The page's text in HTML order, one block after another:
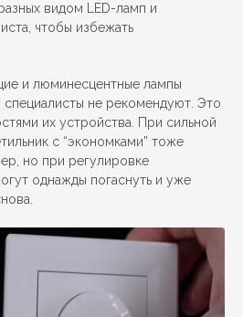
видом LED-ламп и
чтобы избежать
и люминесцентные лампы
не рекомендуют. Это
их устройства. При сильной
с “экономками” тоже
но при регулировке
однажды погаснуть и уже